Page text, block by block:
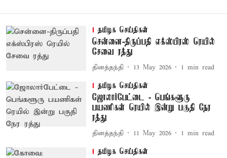
தமிழக செய்திகள்
சென்னை-திருப்பதி எக்ஸ்பிரஸ் ரெயில்
சேவை ரத்து
தினத்தந்தி 13 May 2026 1 min read
தமிழக செய்திகள்
ஜோலார்பேட்டை - பெங்களூரு
பயணிகள் ரெயில் இன்று பகுதி நேர
ரத்து
தினத்தந்தி 11 May 2026 1 min read
தமிழக செய்திகள்